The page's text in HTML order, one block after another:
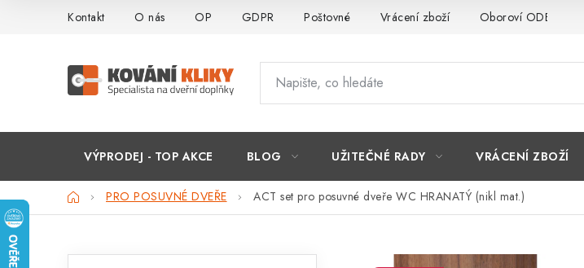
Kontakt O nás OP GDPR Poštovné Vrácení zboží Oboroví ODBORNÍCI
VÝPRODEJ - TOP AKCE BLOG UŽITEČNÉ RADY VRÁCENÍ ZBOŽÍ
DomůPRO POSUVNÉ DVEŘE ACT set pro posuvné dveře WC HRANATÝ (nikl mat.)